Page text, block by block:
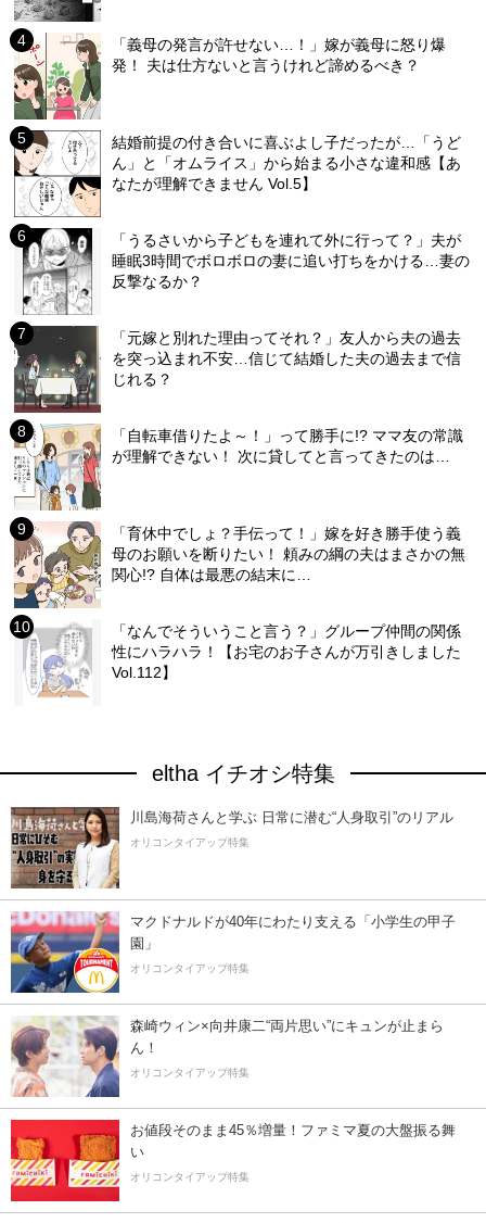
「義母の発言が許せない…！」嫁が義母に怒り爆
発！ 夫は仕方ないと言うけれど諦めるべき？
結婚前提の付き合いに喜ぶよし子だったが…「うど
ん」と「オムライス」から始まる小さな違和感【あ
なたが理解できません Vol.5】
「うるさいから子どもを連れて外に行って？」夫が
睡眠3時間でボロボロの妻に追い打ちをかける…妻の
反撃なるか？
「元嫁と別れた理由ってそれ？」友人から夫の過去
を突っ込まれ不安…信じて結婚した夫の過去まで信
じれる？
「自転車借りたよ～！」って勝手に!? ママ友の常識
が理解できない！ 次に貸してと言ってきたのは…
「育休中でしょ？手伝って！」嫁を好き勝手使う義
母のお願いを断りたい！ 頼みの綱の夫はまさかの無
関心!? 自体は最悪の結末に…
「なんでそういうこと言う？」グループ仲間の関係
性にハラハラ！【お宅のお子さんが万引きしました
Vol.112】
eltha イチオシ特集
川島海荷さんと学ぶ 日常に潜む“人身取引”のリアル
オリコンタイアップ特集
マクドナルドが40年にわたり支える「小学生の甲子
園」
オリコンタイアップ特集
森崎ウィン×向井康二“両片思い”にキュンが止まら
ん！
オリコンタイアップ特集
お値段そのまま45％増量！ファミマ夏の大盤振る舞
い
オリコンタイアップ特集